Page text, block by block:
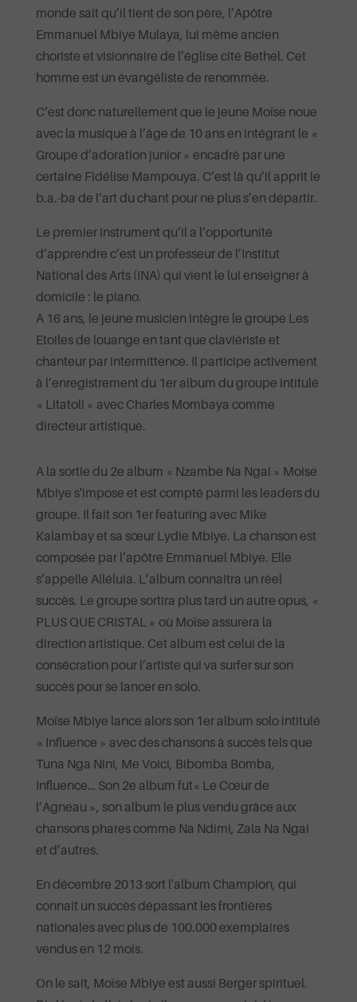
monde sait qu’il tient de son père, l’Apôtre
Emmanuel Mbiye Mulaya, lui même ancien
choriste et visionnaire de l’église cité Bethel. Cet
homme est un évangéliste de renommée.
C’est donc naturellement que le jeune Moïse noue
avec la musique à l’âge de 10 ans en intégrant le «
Groupe d’adoration junior » encadré par une
certaine Fidélise Mampouya. C’est là qu’il apprit le
b.a.-ba de l’art du chant pour ne plus s’en départir.
Le premier instrument qu’il a l’opportunité
d’apprendre c’est un professeur de l’Institut
National des Arts (INA) qui vient le lui enseigner à
domicile : le piano.
A 16 ans, le jeune musicien intègre le groupe Les
Etoiles de louange en tant que claviériste et
chanteur par intermittence. Il participe activement
à l’enregistrement du 1er album du groupe intitulé
« Litatoli » avec Charles Mombaya comme
directeur artistique.
A la sortie du 2e album « Nzambe Na Ngai » Moise
Mbiye s'impose et est compté parmi les leaders du
groupe. Il fait son 1er featuring avec Mike
Kalambay et sa sœur Lydie Mbiye. La chanson est
composée par l’apôtre Emmanuel Mbiye. Elle
s’appelle Alléluia. L’album connaîtra un réel
succès. Le groupe sortira plus tard un autre opus, «
PLUS QUE CRISTAL » où Moïse assurera la
direction artistique. Cet album est celui de la
consécration pour l’artiste qui va surfer sur son
succès pour se lancer en solo.
Moïse Mbiye lance alors son 1er album solo intitulé
« Influence » avec des chansons à succès tels que
Tuna Nga Nini, Me Voici, Bibomba Bomba,
Influence… Son 2e album fut« Le Cœur de
l’Agneau », son album le plus vendu grâce aux
chansons phares comme Na Ndimi, Zala Na Ngai
et d’autres.
En décembre 2013 sort l'album Champion, qui
connaît un succès dépassant les frontières
nationales avec plus de 100.000 exemplaires
vendus en 12 mois.
On le sait, Moïse Mbiye est aussi Berger spirituel.